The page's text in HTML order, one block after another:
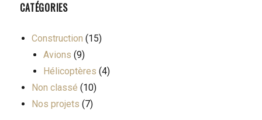
CATÉGORIES
Construction (15)
Avions (9)
Hélicoptères (4)
Non classé (10)
Nos projets (7)